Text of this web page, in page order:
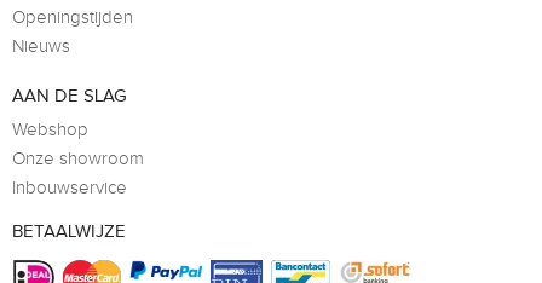
Openingstijden
Nieuws
AAN DE SLAG
Webshop
Onze showroom
Inbouwservice
BETAALWIJZE